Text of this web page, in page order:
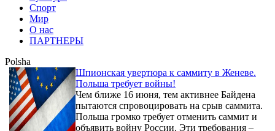
Спорт
Мир
О нас
ПАРТНЕРЫ
Polsha
Шпионская увертюра к саммиту в Женеве.
Польша требует войны!
Чем ближе 16 июня, тем активнее Байдена
пытаются спровоцировать на срыв саммита.
Польша громко требует отменить саммит и
объявить войну России. Эти требования –